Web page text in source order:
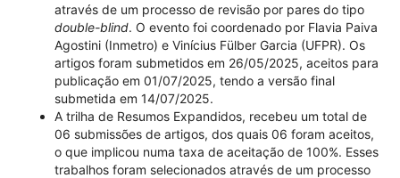
através de um processo de revisão por pares do tipo
double-blind. O evento foi coordenado por Flavia Paiva
Agostini (Inmetro) e Vinícius Fülber Garcia (UFPR). Os
artigos foram submetidos em 26/05/2025, aceitos para
publicação em 01/07/2025, tendo a versão final
submetida em 14/07/2025.
A trilha de Resumos Expandidos, recebeu um total de
06 submissões de artigos, dos quais 06 foram aceitos,
o que implicou numa taxa de aceitação de 100%. Esses
trabalhos foram selecionados através de um processo